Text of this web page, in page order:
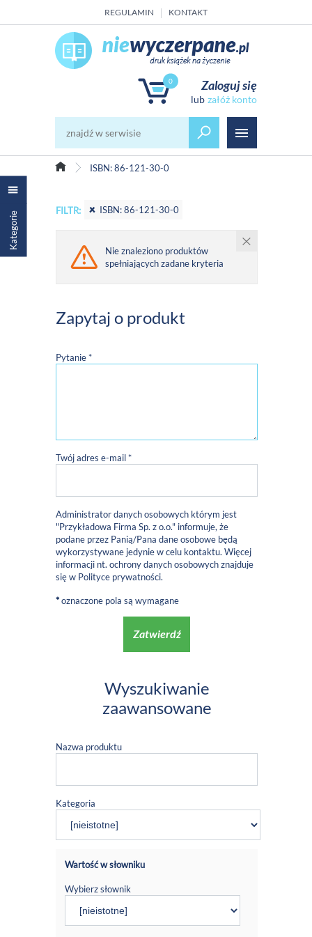
REGULAMIN KONTAKT
0 Zaloguj się
załóż konto
ISBN: 86-121-30-0
Kategorie FILTR: ISBN: 86-121-30-0
Nie znaleziono produktów
spełniających zadane kryteria
Zapytaj o produkt
Pytanie *
Twój adres e-mail *
Administrator danych osobowych którym jest
"Przykładowa Firma Sp. z o.o." informuje, że
podane przez Panią/Pana dane osobowe będą
wykorzystywane jedynie w celu kontaktu. Więcej
informacji nt. ochrony danych osobowych znajduje
się w Polityce prywatności.
*oznaczone pola są wymagane
Zatwierdź
Wyszukiwanie
zaawansowane
Nazwa produktu
Kategoria
Wartość w słowniku
Wybierz słownik